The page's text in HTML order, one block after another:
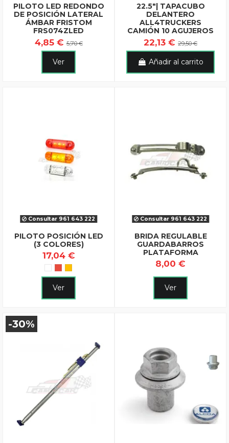
PILOTO LED REDONDO
DE POSICIÓN LATERAL
ÁMBAR FRISTOM
FRS074ZLED
4,85 €5,70 €
Ver
22.5"| TAPACUBO
DELANTERO
ALL4TRUCKERS
CAMIÓN 10 AGUJEROS
22,13 € 29,50 €
Añadir al carrito
Consultar 961 643 222
PILOTO POSICIÓN LED
(3 COLORES)
17,04 €
Ver
Consultar 961 643 222
BRIDA REGULABLE
GUARDABARROS
PLATAFORMA
8,00 €
Ver
-30%